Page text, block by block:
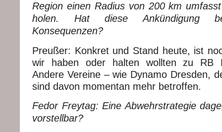
Region einen Radius von 200 km
holen. Hat diese Ankündigung
Konsequenzen?
Preußer: Konkret und Stand heute, ist
wir haben oder halten wollten zu RB
Andere Vereine – wie Dynamo Dresden,
sind davon momentan mehr betroffen.
Fedor Freytag: Eine Abwehrstrategie
vorstellbar?